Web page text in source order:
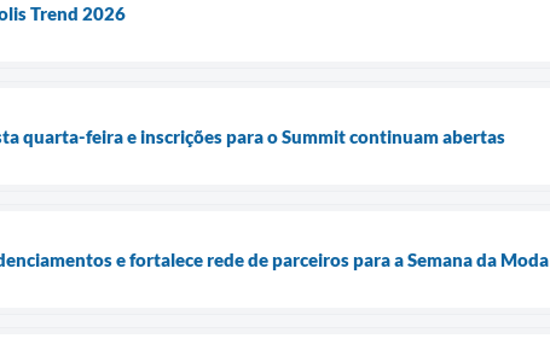
Trend 2026
quarta-feira e inscrições para o Summit continuam abertas
e fortalece rede de parceiros para a Semana da Moda